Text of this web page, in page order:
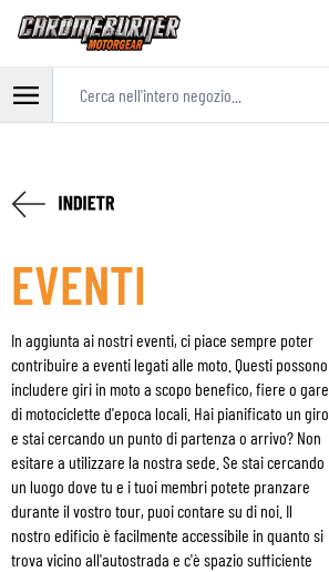
EVENTI
In aggiunta ai nostri eventi, ci piace sempre poter
contribuire a eventi legati alle moto. Questi possono
includere giri in moto a scopo benefico, fiere o gare
di motociclette d'epoca locali. Hai pianificato un giro
e stai cercando un punto di partenza o arrivo? Non
esitare a utilizzare la nostra sede. Se stai cercando
un luogo dove tu e i tuoi membri potete pranzare
durante il vostro tour, puoi contare su di noi. Il
nostro edificio è facilmente accessibile in quanto si
trova vicino all'autostrada e c'è spazio sufficiente